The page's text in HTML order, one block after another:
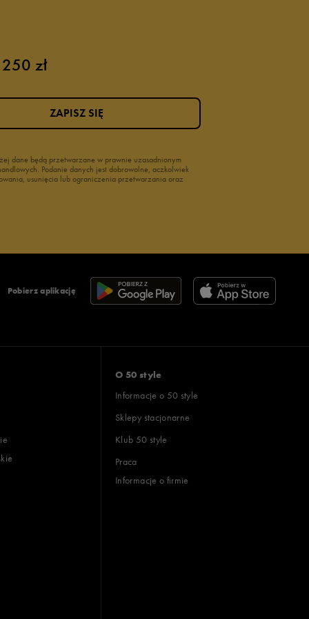
zł
dane będą przetwarzane w prawnie uzasadnionym
Podanie danych jest dobrowolne, aczkolwiek
usunięcia lub ograniczenia przetwarzania oraz
ZAPISZ SIĘ
Pobierz aplikację
O 50 style
Informacje o 50 style
Sklepy stacjonarne
Klub 50 style
Praca
Informacje o firmie